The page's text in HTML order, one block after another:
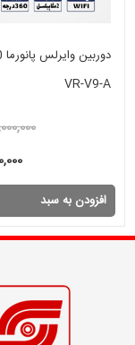
VR-V9-A
افزودن به سبد